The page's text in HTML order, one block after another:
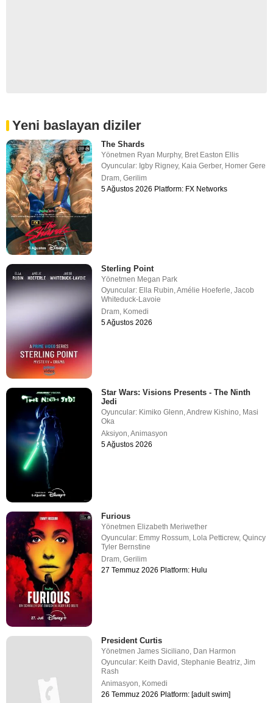
Yeni baslayan diziler
The Shards
Yönetmen Ryan Murphy, Bret Easton Ellis
Oyuncular: Igby Rigney, Kaia Gerber, Homer Gere
Dram,Gerilim
5 Ağustos 2026 Platform: FX Networks
Sterling Point
Yönetmen Megan Park
Oyuncular: Ella Rubin ,Amélie Hoeferle ,Jacob
Whiteduck-Lavoie
Dram Komedi
5 Ağustos 2026
Star Wars: Visions Presents - The Ninth
Jedi
Oyuncular: Kimiko Glenn,Andrew Kishino, Masi
Oka
Aksiyon,Animasyon
5 Ağustos 2026
Furious
Yönetmen Elizabeth Meriwether
Oyuncular: Emmy Rossum, Lola Petticrew,Quincy
Tyler Bernstine
Dram,Gerilim
27 Temmuz 2026 Platform: Hulu
President Curtis
YönetmenJames Siciliano Dan Harmon
Oyuncular: Keith David ,Stephanie Beatriz ,Jim
Rash
Animasyon Komedi
26 Temmuz 2026 Platform: [adult swim]